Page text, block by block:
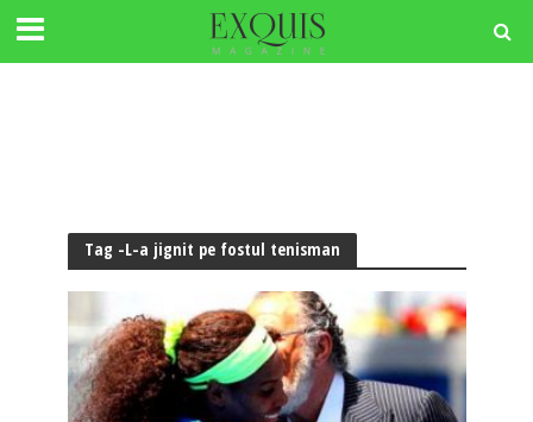
Tag -L-a jignit pe fostul tenisman